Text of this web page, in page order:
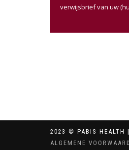
verwijsbrief van uw
2023 © PABIS HEALTH
ALGEMENE